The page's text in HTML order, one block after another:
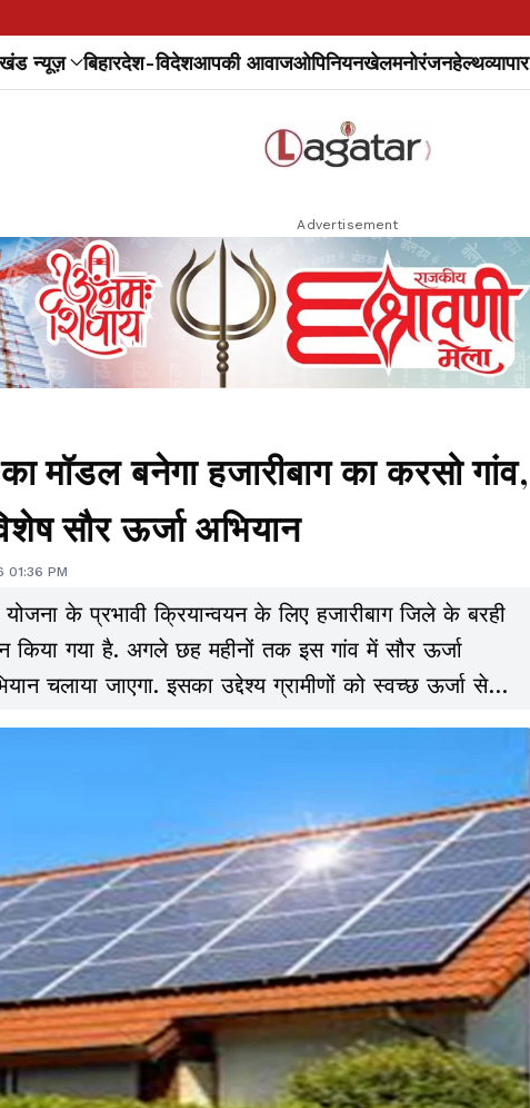
न्यूज़ बिहारदेश-विदेशआपकी आवाजओपिनियनखेलमनोरंजनहेल्थव्यापार
Advertisement
मॉडल बनेगा हजारीबाग का करसो गांव,
सौर ऊर्जा अभियान
01:36 PM
के प्रभावी क्रियान्वयन के लिए हजारीबाग जिले के बरही
गया है. अगले छह महीनों तक इस गांव में सौर ऊर्जा
चलाया जाएगा. इसका उद्देश्य ग्रामीणों को स्वच्छ ऊर्जा से
केंद्र सरकार की योजनाओं का लाभ अंतिम व्यक्ति तक पहुंचाना